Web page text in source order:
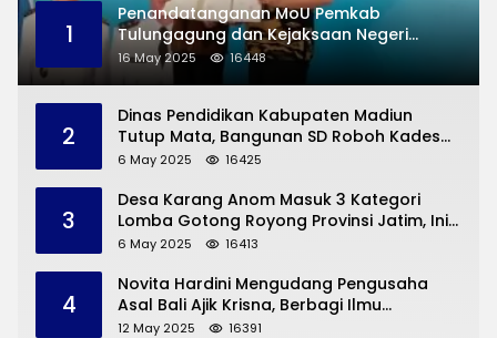
1
Penandatanganan MoU Pemkab
Tulungagung dan Kejaksaan Negeri
Permasalahan Hukum
16 May 2025 16448
2
Dinas Pendidikan Kabupaten Madiun
Tutup Mata, Bangunan SD Roboh Kades
Dermorejo Bangun Pakai Dana Pribadi
6 May 2025 16425
3
Desa Karang Anom Masuk 3 Kategori
Lomba Gotong Royong Provinsi Jatim, Ini
yang Disampaikan Sekda Trenggalek
6 May 2025 16413
4
Novita Hardini Mengudang Pengusaha
Asal Bali Ajik Krisna, Berbagi Ilmu
Pengembangan Pariwisata dan UMKM
12 May 2025 16391